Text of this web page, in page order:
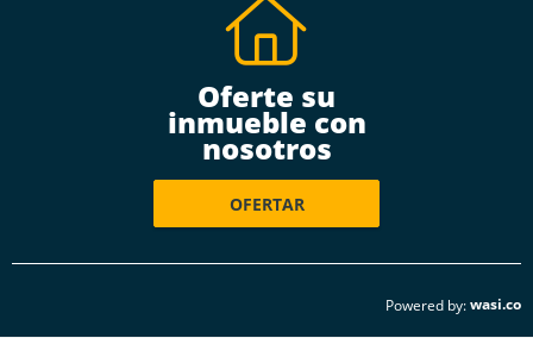
Oferte su
inmueble con
nosotros
OFERTAR
Powered by:wasi.co